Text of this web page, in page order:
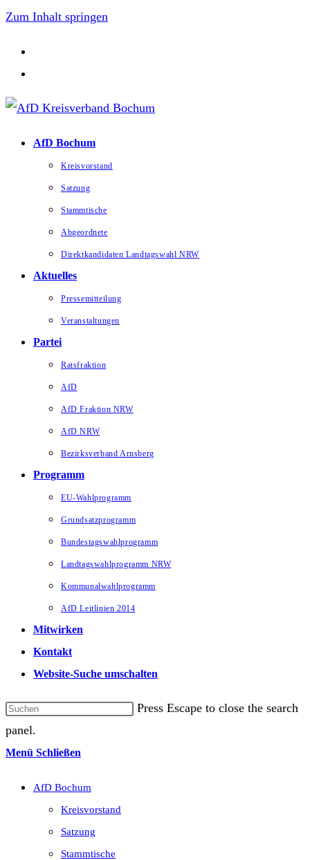
Zum Inhalt springen
AfD Bochum
Kreisvorstand
Satzung
Stammtische
Abgeordnete
Direktkandidaten Landtagswahl NRW
Aktuelles
Pressemitteilung
Veranstaltungen
Partei
Ratsfraktion
AfD
AfD Fraktion NRW
AfD NRW
Bezirksverband Arnsberg
Programm
EU-Wahlprogramm
Grundsatzprogramm
Bundestagswahlprogramm
Landtagswahlprogramm NRW
Kommunalwahlprogramm
AfD Leitlinien 2014
Mitwirken
Kontakt
Website-Suche umschalten
Press Escape to close the search
panel.
Menü Schließen
AfD Bochum
Kreisvorstand
Satzung
Stammtische